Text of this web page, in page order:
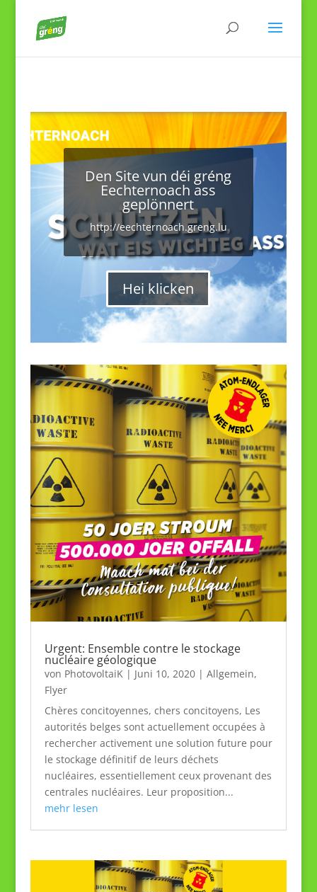
Den Site vun déi gréng
Eechternoach ass
geplönnert
http://eechternoach.greng.lu
Hei klicken
Urgent: Ensemble contre le stockage
nucléaire géologique
von PhotovoltaiK| Juni 10, 2020| Allgemein,
Flyer
Chères concitoyennes, chers concitoyens, Les
autorités belges sont actuellement occupées à
rechercher activement une solution future pour
le stockage définitif de leurs déchets
nucléaires, essentiellement ceux provenant des
centrales nucléaires. Leur proposition...
mehr lesen